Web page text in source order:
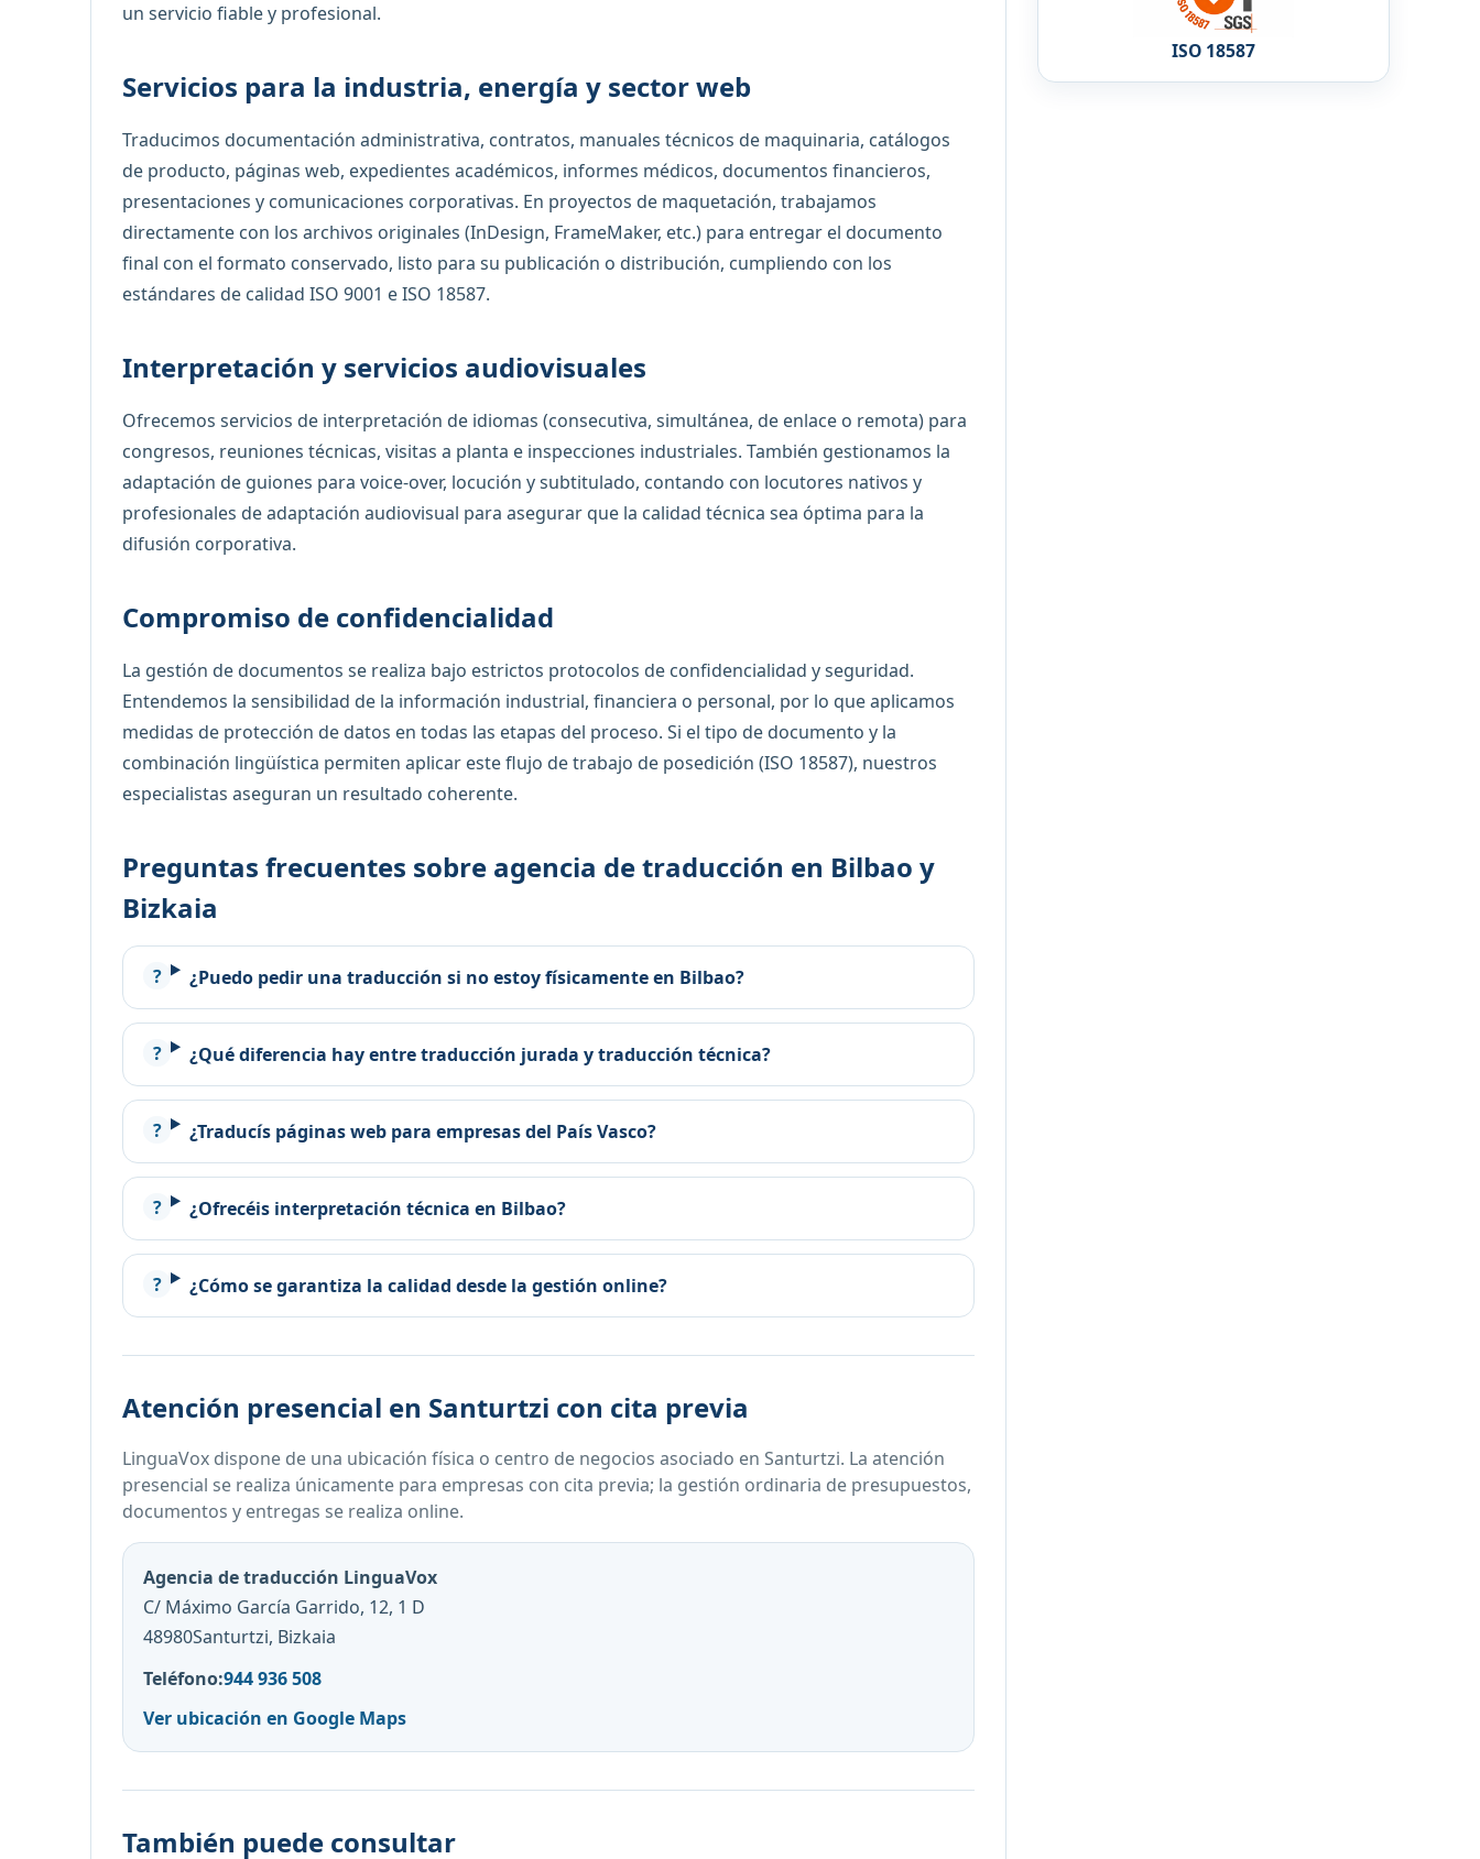
un servicio fiable y profesional.
Servicios para la industria, energía y sector web
Traducimos documentación administrativa, contratos, manuales técnicos de maquinaria, catálogos
de producto, páginas web, expedientes académicos, informes médicos, documentos financieros,
presentaciones y comunicaciones corporativas. En proyectos de maquetación, trabajamos
directamente con los archivos originales (InDesign, FrameMaker, etc.) para entregar el documento
final con el formato conservado, listo para su publicación o distribución, cumpliendo con los
estándares de calidad ISO 9001 e ISO 18587.
Interpretación y servicios audiovisuales
Ofrecemos servicios de interpretación de idiomas (consecutiva, simultánea, de enlace o remota) para
congresos, reuniones técnicas, visitas a planta e inspecciones industriales. También gestionamos la
adaptación de guiones para voice-over, locución y subtitulado, contando con locutores nativos y
profesionales de adaptación audiovisual para asegurar que la calidad técnica sea óptima para la
difusión corporativa.
Compromiso de confidencialidad
La gestión de documentos se realiza bajo estrictos protocolos de confidencialidad y seguridad.
Entendemos la sensibilidad de la información industrial, financiera o personal, por lo que aplicamos
medidas de protección de datos en todas las etapas del proceso. Si el tipo de documento y la
combinación lingüística permiten aplicar este flujo de trabajo de posedición (ISO 18587), nuestros
especialistas aseguran un resultado coherente.
Preguntas frecuentes sobre agencia de traducción en Bilbao y
Bizkaia
¿Puedo pedir una traducción si no estoy físicamente en Bilbao?
¿Qué diferencia hay entre traducción jurada y traducción técnica?
¿Traducís páginas web para empresas del País Vasco?
¿Ofrecéis interpretación técnica en Bilbao?
¿Cómo se garantiza la calidad desde la gestión online?
Atención presencial en Santurtzi con cita previa
LinguaVox dispone de una ubicación física o centro de negocios asociado en Santurtzi. La atención
presencial se realiza únicamente para empresas con cita previa; la gestión ordinaria de presupuestos,
documentos y entregas se realiza online.
Agencia de traducción LinguaVox
C/ Máximo García Garrido, 12, 1 D
48980Santurtzi, Bizkaia
Teléfono:944 936 508
Ver ubicación en Google Maps
También puede consultar
ISO 18587